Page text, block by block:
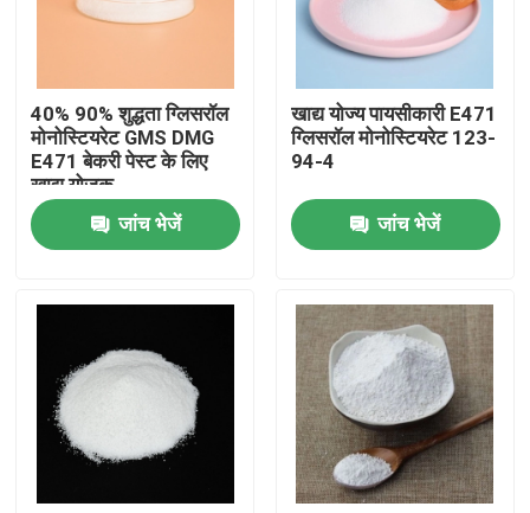
हमारे बारे में
कारखाना भ्रमण
संपर्क करें
समाचार
एक उद्धरण का अनुरोध करें
40% 90% शुद्धता ग्लिसरॉल
मोनोस्टियरेट GMS DMG
E471 बेकरी पेस्ट के लिए
खाद्य योजक
जांच भेजें
खाद्य योज्य पायसीकारी E471
ग्लिसरॉल मोनोस्टियरेट 123-
94-4
जांच भेजें